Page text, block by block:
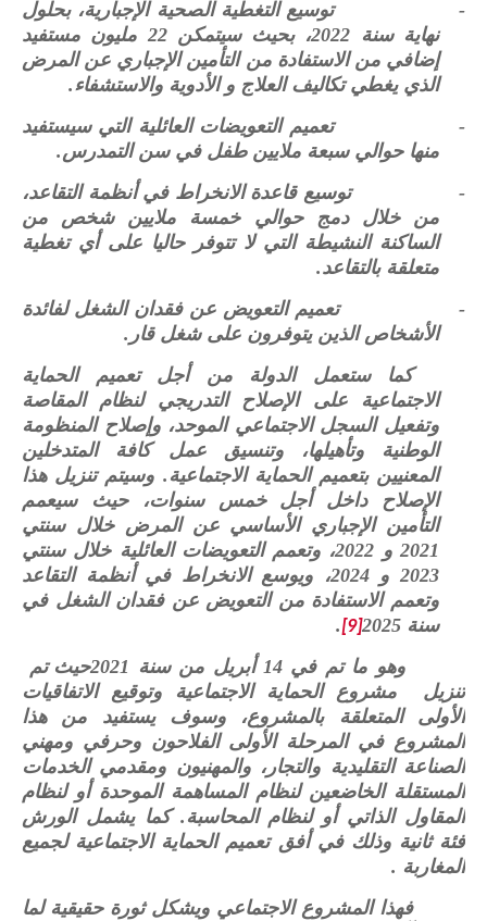
-
توسيع التغطية الصحية الإجبارية، بحلول
نهاية سنة 2022، بحيث سيتمكن 22 مليون مستفيد
إضافي من الاستفادة من التأمين الإجباري عن المرض
الذي يغطي تكاليف العلاج و الأدوية والاستشفاء.
-
تعميم التعويضات العائلية التي سيستفيد
منها حوالي سبعة ملايين طفل في سن التمدرس.
-
توسيع قاعدة الانخراط في أنظمة التقاعد،
من خلال دمج حوالي خمسة ملايين شخص من
الساكنة النشيطة التي لا تتوفر حاليا على أي تغطية
متعلقة بالتقاعد.
-
تعميم التعويض عن فقدان الشغل لفائدة
الأشخاص الذين يتوفرون على شغل قار.
كما ستعمل الدولة من أجل تعميم الحماية
الاجتماعية على الإصلاح التدريجي لنظام المقاصة
وتفعيل السجل الاجتماعي الموحد، وإصلاح المنظومة
الوطنية وتأهيلها، وتنسيق عمل كافة المتدخلين
المعنيين بتعميم الحماية الاجتماعية. وسيتم تنزيل هذا
الإصلاح داخل أجل خمس سنوات، حيث سيعمم
التأمين الإجباري الأساسي عن المرض خلال سنتي
2021 و 2022، وتعمم التعويضات العائلية خلال سنتي
2023 و 2024، ويوسع الانخراط في أنظمة التقاعد
وتعمم الاستفادة من التعويض عن فقدان الشغل في
سنة 2025
[9]
.
وهو ما تم في 14 أبريل من سنة 2021حيث تم
تنزيل مشروع الحماية الاجتماعية وتوقيع الاتفاقيات
الأولى المتعلقة بالمشروع، وسوف يستفيد من هذا
المشروع في المرحلة الأولى الفلاحون وحرفي ومهني
الصناعة التقليدية والتجار، والمهنيون ومقدمي الخدمات
المستقلة الخاضعين لنظام المساهمة الموحدة أو لنظام
المقاول الذاتي أو لنظام المحاسبة. كما يشمل الورش
فئة ثانية وذلك في أفق تعميم الحماية الاجتماعية لجميع
المغاربة .
فهذا المشروع الاجتماعي ويشكل ثورة حقيقية لما